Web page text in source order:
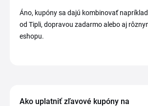
Áno, kupóny sa dajú kombinovať
od Tipli, dopravou zadarmo alebo aj
eshopu.
Ako uplatniť zľavové kupóny na